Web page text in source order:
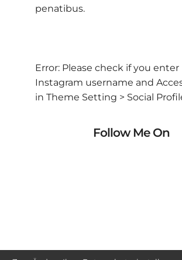
penatibus.
Error: Please check if you enter
Instagram username and
in Theme Setting > Social
Follow Me On